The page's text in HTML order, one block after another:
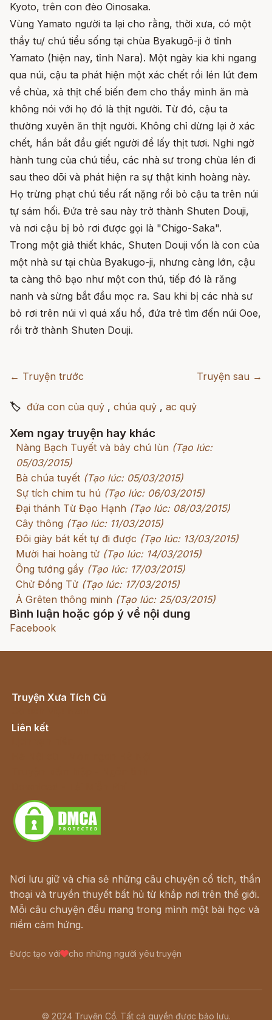
Kyoto, trên con đèo Oinosaka.
Vùng Yamato người ta lại cho rằng, thời xưa, có một
thầy tu/ chú tiểu sống tại chùa Byakugō-ji ở tỉnh
Yamato (hiện nay, tỉnh Nara). Một ngày kia khi ngang
qua núi, cậu ta phát hiện một xác chết rồi lén lút đem
về chùa, xả thịt chế biến đem cho thầy mình ăn mà
không nói với họ đó là thịt người. Từ đó, cậu ta
thường xuyên ăn thịt người. Không chỉ dừng lại ở xác
chết, hắn bắt đầu giết người để lấy thịt tươi. Nghi ngờ
hành tung của chú tiểu, các nhà sư trong chùa lén đi
sau theo dõi và phát hiện ra sự thật kinh hoàng này.
Họ trừng phạt chú tiểu rất nặng rồi bỏ cậu ta trên núi
tự sám hối. Đứa trẻ sau này trở thành Shuten Douji,
và nơi cậu bị bỏ rơi được gọi là "Chigo-Saka".
Trong một giả thiết khác, Shuten Douji vốn là con của
một nhà sư tại chùa Byakugo-ji, nhưng càng lớn, cậu
ta càng thô bạo như một con thú, tiếp đó là răng
nanh và sừng bắt đầu mọc ra. Sau khi bị các nhà sư
bỏ rơi trên núi vì quá xấu hổ, đứa trẻ tìm đến núi Ooe,
rồi trở thành Shuten Douji.
← Truyện trước Truyện sau →
🏷 đứa con của quỷ , chúa quỷ , ac quỷ
Xem ngay truyện hay khác
Nàng Bạch Tuyết và bảy chú lùn (Tạo lúc:
05/03/2015)
Bà chúa tuyết (Tạo lúc: 05/03/2015)
Sự tích chim tu hú (Tạo lúc: 06/03/2015)
Đại thánh Từ Đạo Hạnh (Tạo lúc: 08/03/2015)
Cây thông (Tạo lúc: 11/03/2015)
Đôi giày bát kết tự đi được (Tạo lúc: 13/03/2015)
Mười hai hoàng tử (Tạo lúc: 14/03/2015)
Ông tướng gầy (Tạo lúc: 17/03/2015)
Chử Đồng Tử (Tạo lúc: 17/03/2015)
Ả Grêten thông minh (Tạo lúc: 25/03/2015)
Bình luận hoặc góp ý về nội dung
Facebook
Truyện Xưa Tích Cũ
Liên kết
Nơi lưu giữ và chia sẻ những câu chuyện cổ tích, thần
thoại và truyền thuyết bất hủ từ khắp nơi trên thế giới.
Mỗi câu chuyện đều mang trong mình một bài học và
niềm cảm hứng.
Được tạo với cho những người yêu truyện
© 2024 Truyện Cổ. Tất cả quyền được bảo lưu.